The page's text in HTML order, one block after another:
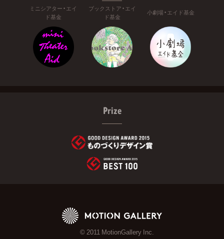
ミニシアター・エイ
ド基金
ブックストア・エイ
ド基金
小劇場・エイド基金
Prize
© 2011 MotionGallery Inc.